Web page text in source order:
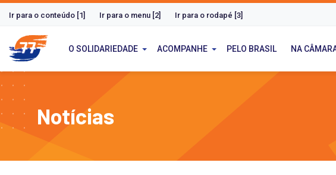
Ir para o conteúdo [1] Ir para o menu [2] Ir para o rodapé [3]
O SOLIDARIEDADE ACOMPANHE PELO BRASIL NA
Notícias